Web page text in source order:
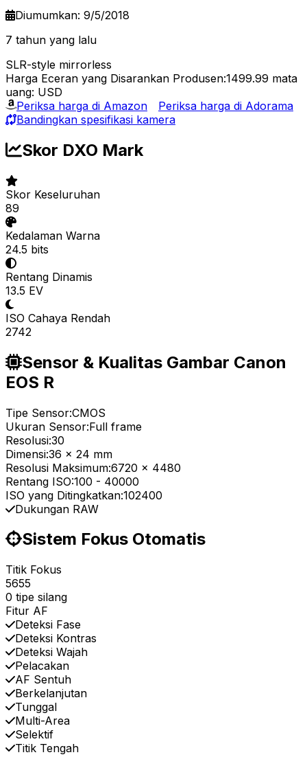
Diumumkan: 9/5/2018
7 tahun yang lalu
SLR-style mirrorless
Harga Eceran yang Disarankan Produsen:1499.99 mata
uang: USD
Periksa harga di Amazon
Periksa harga di Adorama
Bandingkan spesifikasi kamera
Skor DXO Mark
Skor Keseluruhan
89
Kedalaman Warna
24.5 bits
Rentang Dinamis
13.5 EV
ISO Cahaya Rendah
2742
Sensor & Kualitas Gambar Canon
EOS R
Tipe Sensor:CMOS
Ukuran Sensor:Full frame
Resolusi:30
Dimensi:36 x 24 mm
Resolusi Maksimum:6720 x 4480
Rentang ISO:100 - 40000
ISO yang Ditingkatkan:102400
Dukungan RAW
Sistem Fokus Otomatis
Titik Fokus
5655
0 tipe silang
Fitur AF
Deteksi Fase
Deteksi Kontras
Deteksi Wajah
Pelacakan
AF Sentuh
Berkelanjutan
Tunggal
Multi-Area
Selektif
Titik Tengah